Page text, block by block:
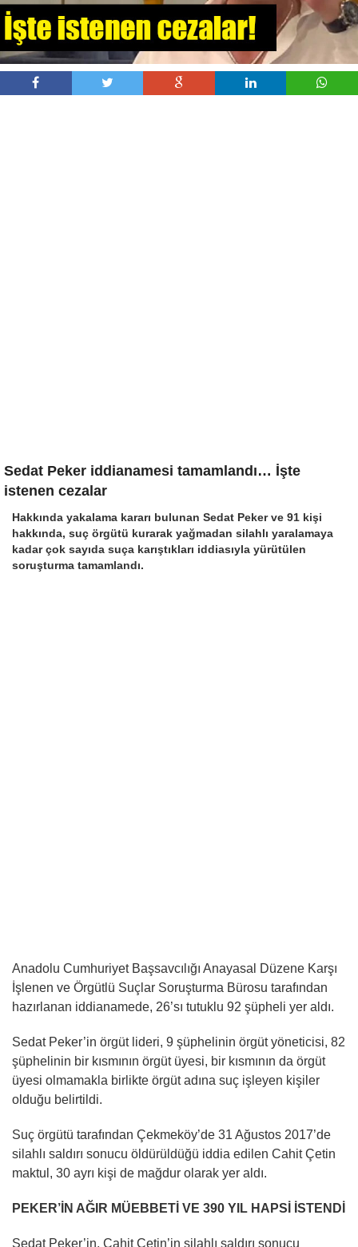
Sedat Peker iddianamesi tamamlandı… İşte
istenen cezalar
Hakkında yakalama kararı bulunan Sedat Peker ve 91 kişi
hakkında, suç örgütü kurarak yağmadan silahlı yaralamaya
kadar çok sayıda suça karıştıkları iddiasıyla yürütülen
soruşturma tamamlandı.
Anadolu Cumhuriyet Başsavcılığı Anayasal Düzene Karşı
İşlenen ve Örgütlü Suçlar Soruşturma Bürosu tarafından
hazırlanan iddianamede, 26’sı tutuklu 92 şüpheli yer aldı.
Sedat Peker’in örgüt lideri, 9 şüphelinin örgüt yöneticisi, 82
şüphelinin bir kısmının örgüt üyesi, bir kısmının da örgüt
üyesi olmamakla birlikte örgüt adına suç işleyen kişiler
olduğu belirtildi.
Suç örgütü tarafından Çekmeköy’de 31 Ağustos 2017’de
silahlı saldırı sonucu öldürüldüğü iddia edilen Cahit Çetin
maktul, 30 ayrı kişi de mağdur olarak yer aldı.
PEKER’İN AĞIR MÜEBBETİ VE 390 YIL HAPSİ İSTENDİ
Sedat Peker’in, Cahit Çetin’in silahlı saldırı sonucu